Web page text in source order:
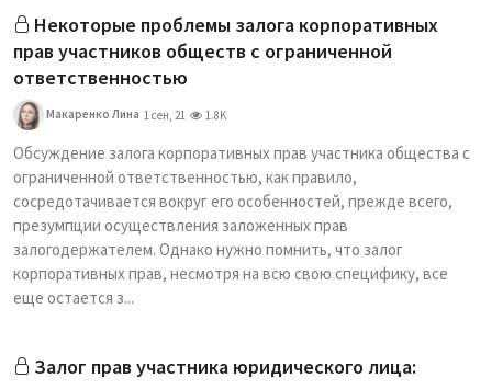
Некоторые проблемы залога корпоративных
прав участников обществ с ограниченной
ответственностью
Макаренко Лина 1 сен, 21 1.8K
Обсуждение залога корпоративных прав участника общества с
ограниченной ответственностью, как правило,
сосредотачивается вокруг его особенностей, прежде всего,
презумпции осуществления заложенных прав
залогодержателем. Однако нужно помнить, что залог
корпоративных прав, несмотря на всю свою специфику, все
еще остается з...
Залог прав участника юридического лица: